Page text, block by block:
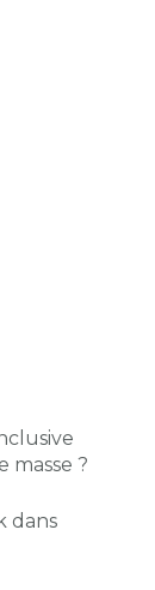
masse ?
dans